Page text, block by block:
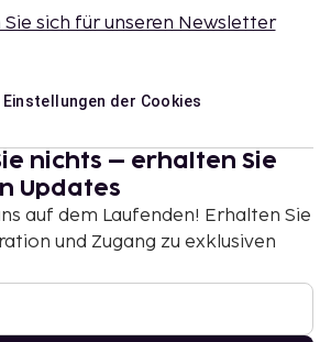
Sie sich für unseren Newsletter
Einstellungen der Cookies
nichts – erhalten Sie
Updates
auf dem Laufenden! Erhalten Sie
und Zugang zu exklusiven